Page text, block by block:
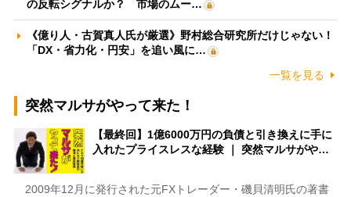
の反転シグナルか？ 市場のムー…
《億り人・古賀真人氏が厳選》野村総合研究所だけじゃない！
「DX・省力化・円安」を追い風に…
一覧を見る
突然マルサがやって来た！
【最終回】1億6000万円の負債と引き換えに手に
入れたプライスレスな経験 ｜ 突然マルサがや…
2009年12月に発行された元FXトレーダー・磯貝清明氏の著書